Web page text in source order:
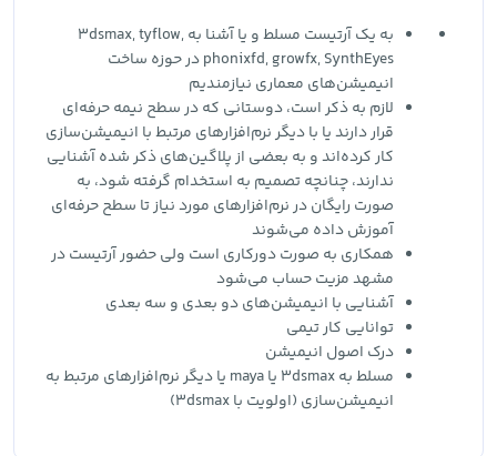
به یک آرتیست مسلط و یا آشنا به 3dsmax, tyflow,
phonixfd, growfx, SynthEyes در حوزه ساخت
انیمیشن‌های معماری نیازمندیم
لازم به ذکر است، دوستانی که در سطح نیمه حرفه‌ای
قرار دارند یا با دیگر نرم‌افزارهای مرتبط با انیمیشن‌سازی
کار کرده‌اند و به بعضی از پلاگین‌های ذکر شده آشنایی
ندارند، چنانچه تصمیم به استخدام گرفته شود، به
صورت رایگان در نرم‌افزارهای مورد نیاز تا سطح حرفه‌ای
آموزش داده می‌شوند
همکاری به صورت دورکاری است ولی حضور آرتیست در
مشهد مزیت حساب می‌شود
آشنایی با انیمیشن‌های دو بعدی و سه بعدی
توانایی کار تیمی
درک اصول انیمیشن
مسلط به 3dsmax یا maya یا دیگر نرم‌افزارهای مرتبط به
انیمیشن‌سازی (اولویت با 3dsmax)